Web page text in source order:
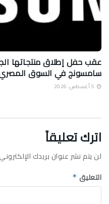
عقب حفل إطلاق منتجاتها
سامسونج في السوق
اترك تعليقاً
لن يتم نشر عنوان بريدك
التعليق *